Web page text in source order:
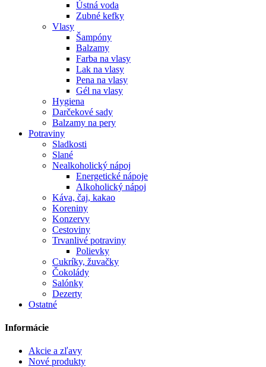
Ústná voda
Zubné kefky
Vlasy
Šampóny
Balzamy
Farba na vlasy
Lak na vlasy
Pena na vlasy
Gél na vlasy
Hygiena
Darčekové sady
Balzamy na pery
Potraviny
Sladkosti
Slané
Nealkoholický nápoj
Energetické nápoje
Alkoholický nápoj
Káva, čaj, kakao
Koreniny
Konzervy
Cestoviny
Trvanlivé potraviny
Polievky
Cukríky, žuvačky
Čokolády
Salónky
Dezerty
Ostatné
Informácie
Akcie a zľavy
Nové produkty